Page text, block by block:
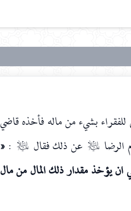
بشيء من ماله فأخذه قاضي
الرضا عليه‌السلام عن ذلك فقال عليه‌السلام :
«
ان يؤخذ مقدار ذلك المال من مال